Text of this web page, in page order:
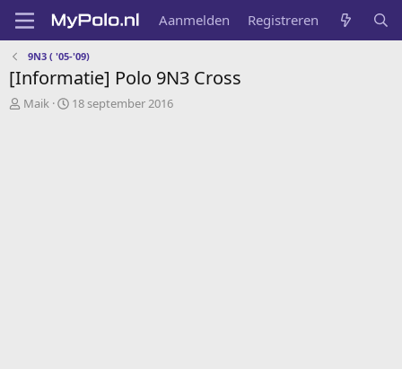
Aanmelden Registreren
9N3 ( '05-'09)
[Informatie] Polo 9N3 Cross
A
Maik
G
18 september 2016